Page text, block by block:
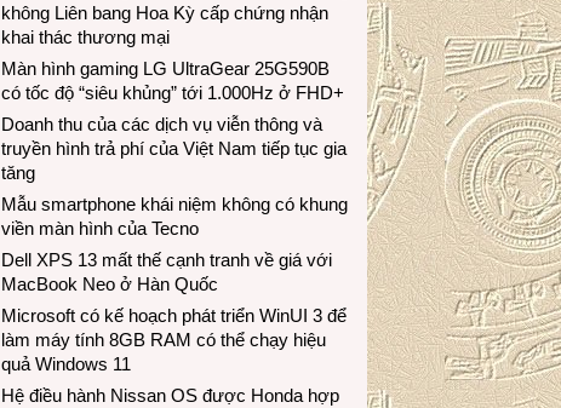
không Liên bang Hoa Kỳ cấp chứng nhận
khai thác thương mại
Màn hình gaming LG UltraGear 25G590B
có tốc độ “siêu khủng” tới 1.000Hz ở FHD+
Doanh thu của các dịch vụ viễn thông và
truyền hình trả phí của Việt Nam tiếp tục gia
tăng
Mẫu smartphone khái niệm không có khung
viền màn hình của Tecno
Dell XPS 13 mất thế cạnh tranh về giá với
MacBook Neo ở Hàn Quốc
Microsoft có kế hoạch phát triển WinUI 3 để
làm máy tính 8GB RAM có thể chạy hiệu
quả Windows 11
Hệ điều hành Nissan OS được Honda hợp